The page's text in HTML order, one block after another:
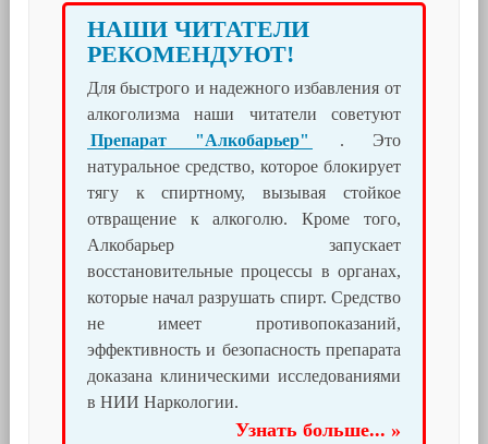
НАШИ ЧИТАТЕЛИ
РЕКОМЕНДУЮТ!
Для быстрого и надежного избавления от
алкоголизма наши читатели советуют
Препарат "Алкобарьер"
. Это
натуральное средство, которое блокирует
тягу к спиртному, вызывая стойкое
отвращение к алкоголю. Кроме того,
Алкобарьер запускает
восстановительные процессы в органах,
которые начал разрушать спирт. Средство
не имеет противопоказаний,
эффективность и безопасность препарата
доказана клиническими исследованиями
в НИИ Наркологии.
Узнать больше... »